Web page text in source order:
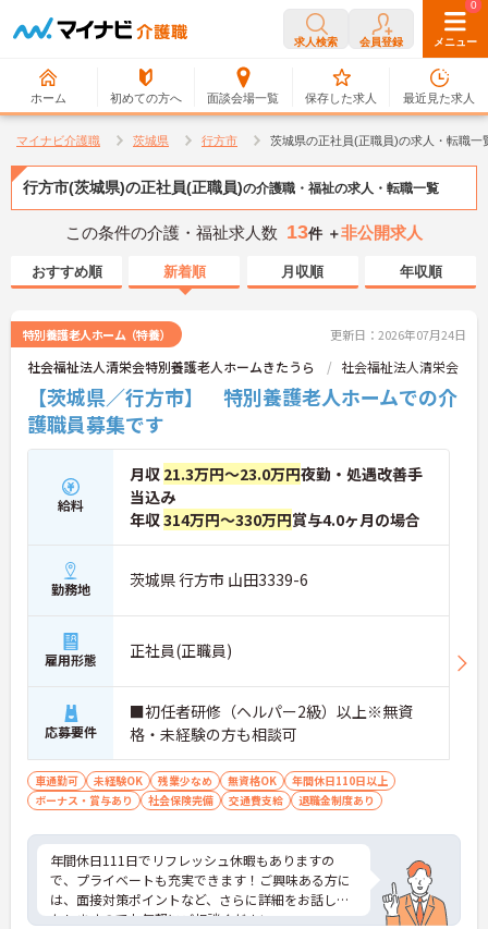
求人検索 会員登録 メニュー
ホーム 初めての方へ 面談会場一覧
0
保存した求人
0
最近見た求人
マイナビ介護職 茨城県 行方市 茨城県の正社員(正職員)の求人・転職一
行方市(茨城県)の正社員(正職員)の介護職・福祉の求人・転職一覧
この条件の介護・福祉求人数 13件 ＋非公開求人
おすすめ順 新着順 月収順 年収順
特別養護老人ホーム（特養） 更新日：2026年07月24日
社会福祉法人清栄会特別養護老人ホームきたうら 社会福祉法人清栄会
【茨城県／行方市】 特別養護老人ホームでの介
護職員募集です
給料
月収 21.3万円～23.0万円夜勤・処遇改善手
当込み
年収314万円～330万円賞与4.0ヶ月の場合
勤務地 茨城県 行方市 山田3339-6
雇用形態 正社員(正職員)
応募要件
■初任者研修（ヘルパー2級）以上※無資
格・未経験の方も相談可
車通勤可 未経験OK 残業少なめ 無資格OK
年間休日110日以上
ボーナス・賞与あり
社会保険完備 交通費支給 退職金制度あり
年間休日111日でリフレッシュ休暇もありますの
で、プライベートも充実できます！ご興味ある方に
は、面接対策ポイントなど、さらに詳細をお話しい
たしますのでお気軽にご相談ください。